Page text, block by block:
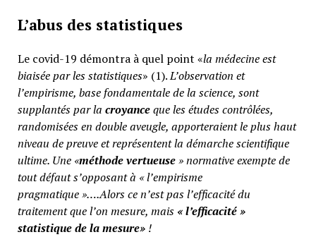
L’abus des statistiques
Le covid-19 démontra à quel point «la médecine est
biaisée par les statistiques» (1).L’observation et
l’empirisme, base fondamentale de la science, sont
supplantés par la croyanceque les études contrôlées,
randomisées en double aveugle, apporteraient le plus haut
niveau de preuve et représentent la démarche scientifique
ultime. Une «méthode vertueuse» normative exempte de
tout défaut s’opposant à « l’empirisme
pragmatique »….Alors ce n’est pas l’efficacité du
traitement que l’on mesure, mais «l’efficacité »
statistique de la mesure» !